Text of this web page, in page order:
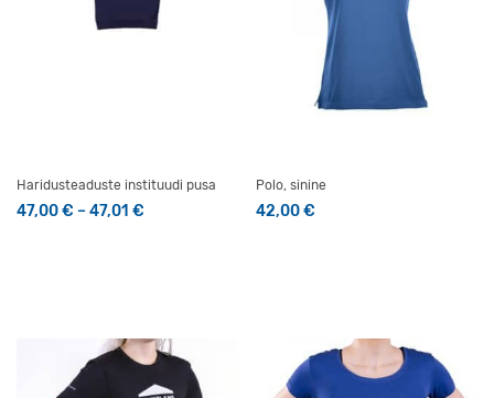
Haridusteaduste instituudi pusa
47,00€ – 47,01 € Hinnavahemik: 47,00 € kuni 47,01 €
Polo, sinine
42,00€